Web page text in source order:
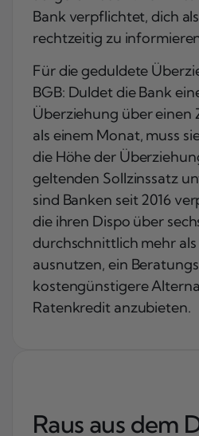
Bank verpflichtet, dich
rechtzeitig zu
Für die geduldete
BGB: Duldet die Bank
Überziehung über einen
als einem Monat, muss
die Höhe der
geltenden Sollzinssatz
sind Banken seit 2016
die ihren Dispo über
durchschnittlich mehr als
ausnutzen, ein
kostengünstigere
Ratenkredit anzubieten.
Raus aus dem